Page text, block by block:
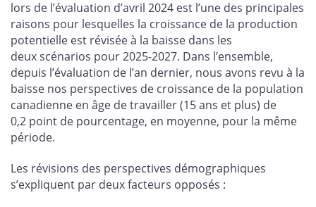
lors de l’évaluation d’avril 2024 est l’une des principales
raisons pour lesquelles la croissance de la production
potentielle est révisée à la baisse dans les
deux scénarios pour 2025-2027. Dans l’ensemble,
depuis l’évaluation de l’an dernier, nous avons revu à la
baisse nos perspectives de croissance de la population
canadienne en âge de travailler (15 ans et plus) de
0,2 point de pourcentage, en moyenne, pour la même
période.
Les révisions des perspectives démographiques
s’expliquent par deux facteurs opposés :